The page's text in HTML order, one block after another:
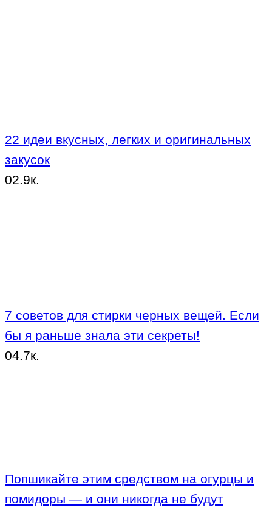
22 идеи вкусных, легких и оригинальных
закусок
02.9к.
7 советов для стирки черных вещей. Если
бы я раньше знала эти секреты!
04.7к.
Попшикайте этим средством на огурцы и
помидоры — и они никогда не будут